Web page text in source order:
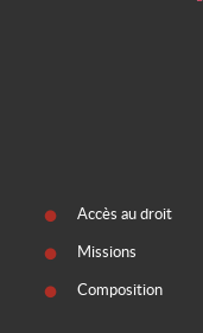
Accès au droit
Missions
Composition